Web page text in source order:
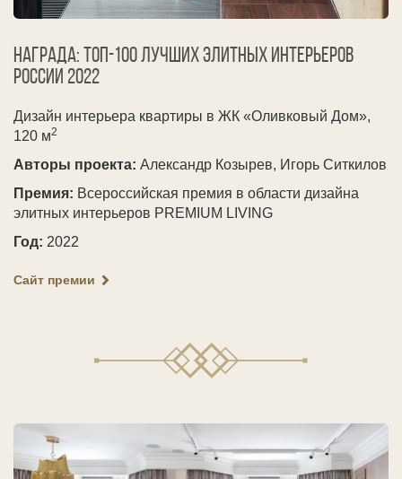
Награда: ТОП-100 лучших элитных интерьеров
России 2022
Дизайн интерьера квартиры в ЖК «Оливковый Дом»,
120 м2
Авторы проекта: Александр Козырев, Игорь Ситкилов
Премия: Всероссийская премия в области дизайна
элитных интерьеров PREMIUM LIVING
Год: 2022
Сайт премии